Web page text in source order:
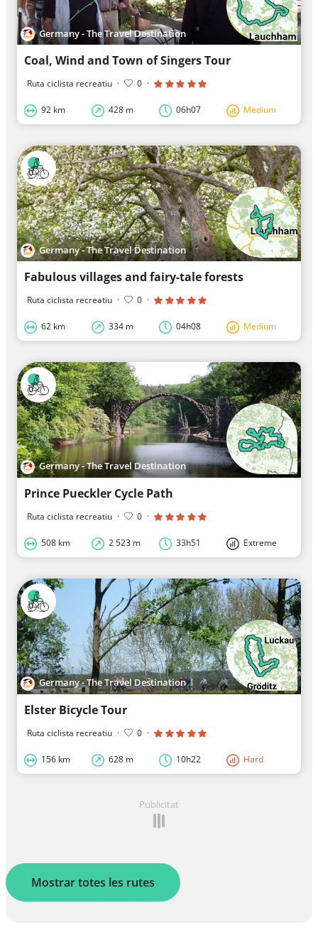
Germany - The Travel Destination
Coal, Wind and Town of Singers Tour
Ruta ciclista recreatiu · 0 ·
92 km 428 m 06h07 Medium
Germany - The Travel Destination
Fabulous villages and fairy-tale forests
Ruta ciclista recreatiu · 0 ·
62 km 334 m 04h08 Medium
Germany - The Travel Destination
Prince Pueckler Cycle Path
Ruta ciclista recreatiu · 0 ·
508 km 2 523 m 33h51 Extreme
Germany - The Travel Destination
Elster Bicycle Tour
Ruta ciclista recreatiu · 0 ·
156 km 628 m 10h22 Hard
Publicitat
Mostrar totes les rutes